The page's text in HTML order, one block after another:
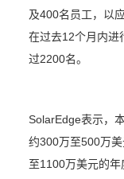
及400名员工，以
在过去12个月内进
过2200名。
SolarEdge表示，
约300万至500万
至1100万美元的